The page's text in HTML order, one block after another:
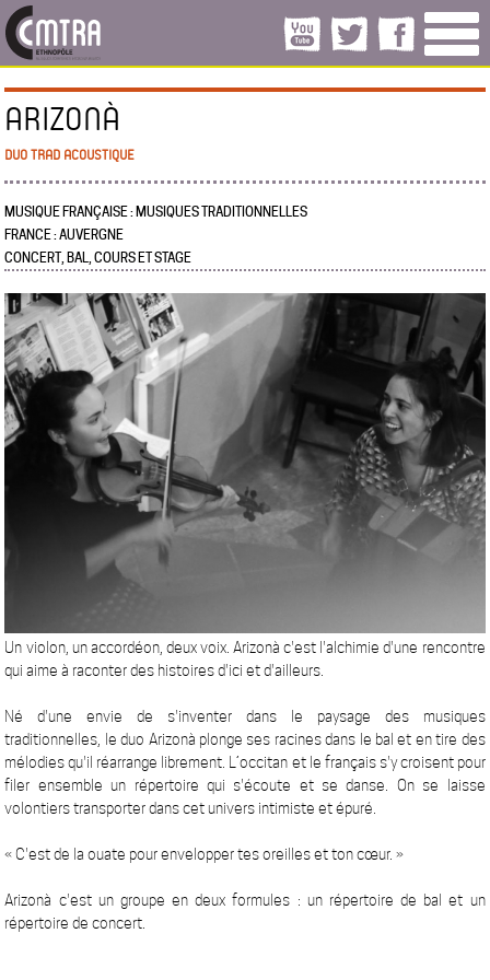
ARIZONÀ
DUO TRAD ACOUSTIQUE
MUSIQUE FRANÇAISE : MUSIQUES TRADITIONNELLES
FRANCE : AUVERGNE
CONCERT, BAL, COURS ET STAGE
Un violon, un accordéon, deux voix. Arizonà c'est l'alchimie d'une rencontre
qui aime à raconter des histoires d'ici et d'ailleurs.
Né d'une envie de s'inventer dans le paysage des musiques
traditionnelles, le duo Arizonà plonge ses racines dans le bal et en tire des
mélodies qu'il réarrange librement. L’occitan et le français s'y croisent pour
filer ensemble un répertoire qui s'écoute et se danse. On se laisse
volontiers transporter dans cet univers intimiste et épuré.
« C'est de la ouate pour envelopper tes oreilles et ton cœur. »
Arizonà c'est un groupe en deux formules : un répertoire de bal et un
répertoire de concert.